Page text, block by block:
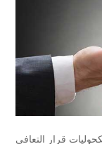
قرار التعافي